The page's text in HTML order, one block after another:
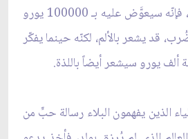
التأخير، إلى ضربة كفّ، فإنّه سيعوَّض عليه بـ 100000 يورو
قد يشعر بالألم، لكنّه حينما يفكّر
ألف يورو سيشعر أيضاً باللذة.
الذين يفهمون البلاء رسالة حبٍّ من